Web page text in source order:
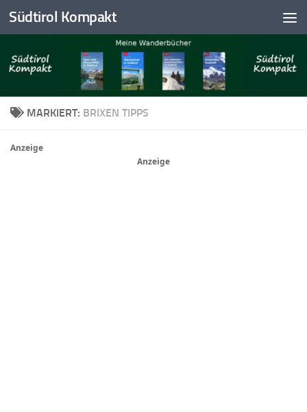
Skip to content
Südtirol Kompakt
MARKIERT: BRIXEN TIPPS
Anzeige
Anzeige